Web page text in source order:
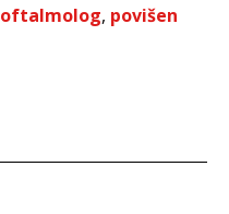
oftalmolog, povišen